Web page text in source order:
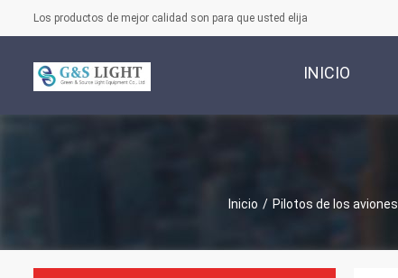
Los productos de mejor calidad son para que usted elija
INICIO
Inicio / Pilotos de los aviones